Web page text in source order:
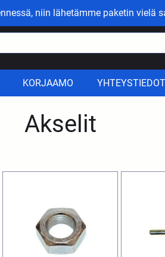
niin lähetämme paketin vielä
KORJAAMO YHTEYSTIEDOT
Akselit